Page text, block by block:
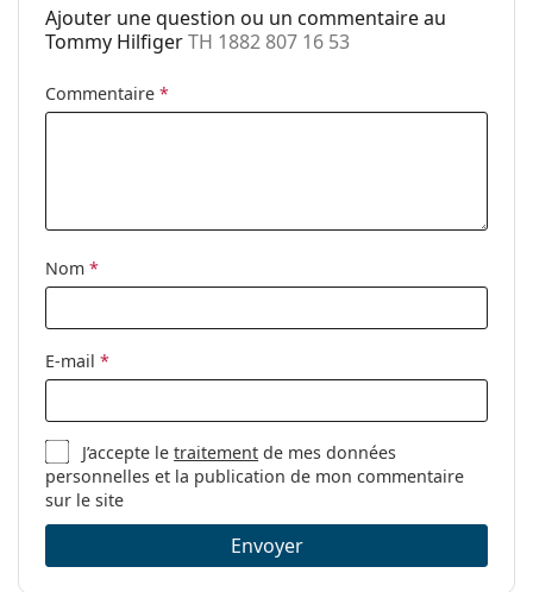
nez ajustables:
ressort:
nettoyage:
Sexe:
Catégorie:
Marque:
Tommy Hilfiger
Code:
TH 1882 807 16 53
Ajouter une question ou un commentaire au
Tommy HilfigerTH 1882 807 16 53
Commentaire *
Nom *
E-mail *
J’accepte letraitement de mes données
personnelles et la publication de mon commentaire
sur le site
Envoyer